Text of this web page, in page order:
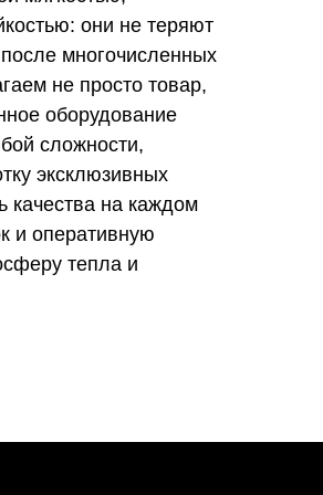
они не теряют
многочисленных
не просто товар,
оборудование
сложности,
эксклюзивных
качества на каждом
и оперативную
тепла и